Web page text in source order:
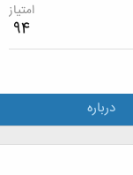
امتیاز
94
درباره